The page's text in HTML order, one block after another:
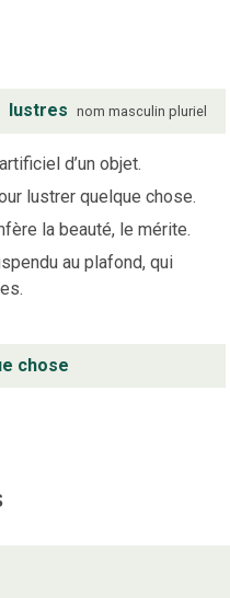
lustres nom masculin pluriel
d’un objet.
lustrer quelque chose.
la beauté, le mérite.
au plafond, qui
chose